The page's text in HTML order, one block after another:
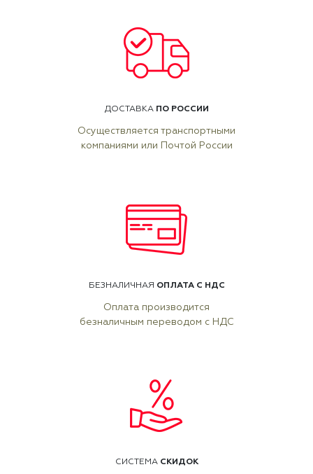
ДОСТАВКА ПО РОССИИ
Осуществляется транспортными
компаниями или Почтой России
БЕЗНАЛИЧНАЯ ОПЛАТА С НДС
Оплата производится
безналичным переводом с НДС
СИСТЕМА СКИДОК